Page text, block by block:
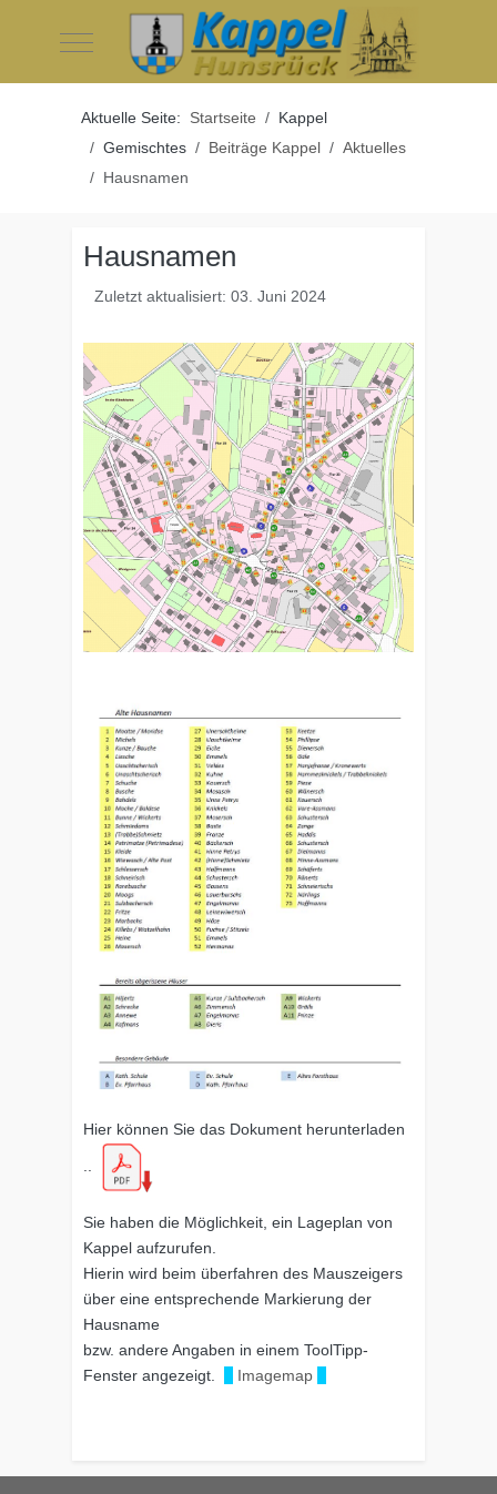
Mobile Menu Toggle
Aktuelle Seite: Startseite
Kappel
Gemischtes
Beiträge Kappel
Aktuelles
Hausnamen
Hausnamen
Zuletzt aktualisiert: 03. Juni 2024
Hier können Sie das Dokument herunterladen
..
Sie haben die Möglichkeit, ein Lageplan von
Kappel aufzurufen.
Hierin wird beim überfahren des Mauszeigers
über eine entsprechende Markierung der
Hausname
bzw. andere Angaben in einem ToolTipp-
Fenster angezeigt.
Imagemap